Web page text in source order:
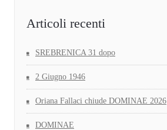
Articoli recenti
SREBRENICA 31 dopo
2 Giugno 1946
Oriana Fallaci chiude DOMINAE 2026
DOMINAE